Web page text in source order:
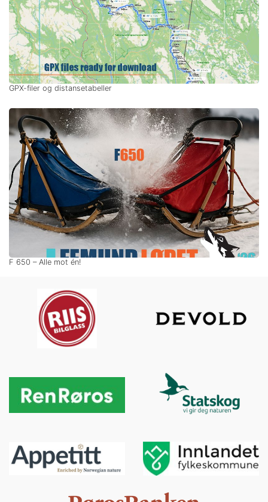
GPX-filer og distansetabeller
F 650 – Alle mot én!